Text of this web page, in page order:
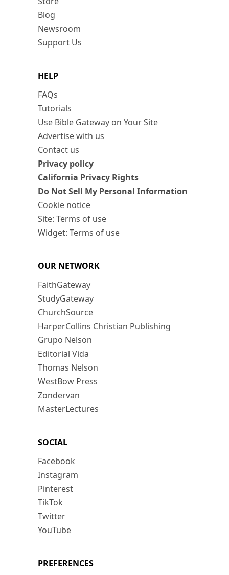
Blog
Newsroom
Support Us
HELP
FAQs
Tutorials
Use Bible Gateway on Your Site
Advertise with us
Contact us
Privacy policy
California Privacy Rights
Do Not Sell My Personal Information
Cookie notice
Site: Terms of use
Widget: Terms of use
OUR NETWORK
FaithGateway
StudyGateway
ChurchSource
HarperCollins Christian Publishing
Grupo Nelson
Editorial Vida
Thomas Nelson
WestBow Press
Zondervan
MasterLectures
SOCIAL
Facebook
Instagram
Pinterest
TikTok
Twitter
YouTube
PREFERENCES